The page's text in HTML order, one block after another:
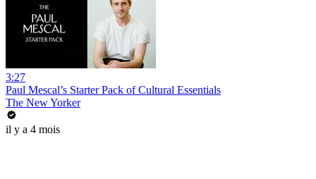
3:27
Paul Mescal’s Starter Pack of Cultural Essentials
The New Yorker
il y a 4 mois